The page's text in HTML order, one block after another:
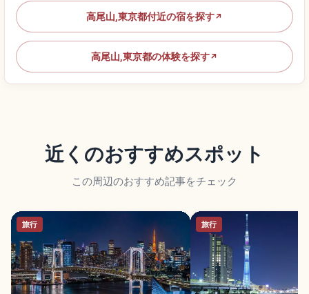
高尾山,東京都付近の宿を探す↗
高尾山,東京都の体験を探す↗
近くのおすすめスポット
この周辺のおすすめ記事をチェック
旅行 旅行